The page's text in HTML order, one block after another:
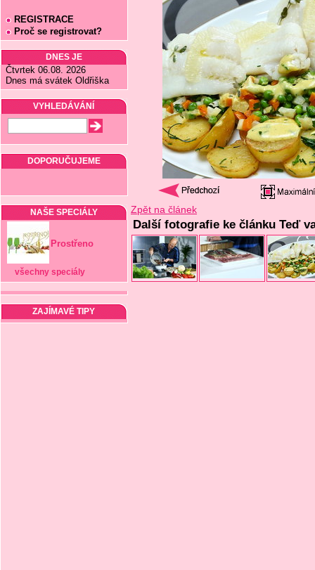
REGISTRACE
Proč se registrovat?
DNES JE
Čtvrtek 06.08. 2026
Dnes má svátek Oldřiška
VYHLEDÁVÁNÍ
DOPORUČUJEME
NAŠE SPECIÁLY
Prostřeno
všechny speciály
ZAJÍMAVÉ TIPY
Zpět na článek
Další fotografie ke článku Teď